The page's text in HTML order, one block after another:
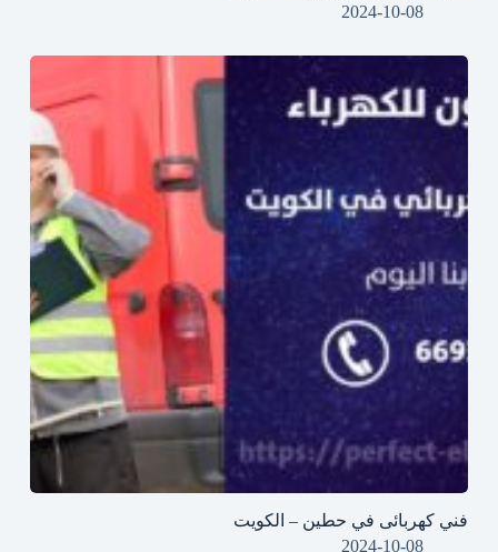
2024-10-08
فني كهربائى في حطين – الكويت
2024-10-08